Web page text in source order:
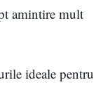
amintire mult
ideale pentru